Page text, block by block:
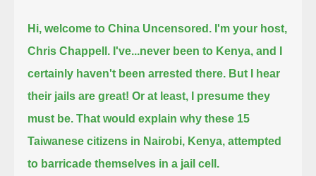
Hi, welcome to China Uncensored. I'm your host,
Chris Chappell. I've...never been to Kenya, and I
certainly haven't been arrested there. But I hear
their jails are great! Or at least, I presume they
must be. That would explain why these 15
Taiwanese citizens in Nairobi, Kenya, attempted
to barricade themselves in a jail cell.